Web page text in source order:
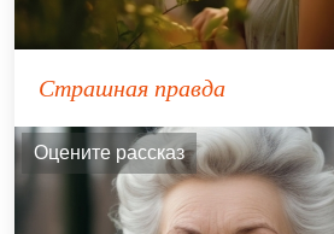
Страшная правда
Оцените рассказ